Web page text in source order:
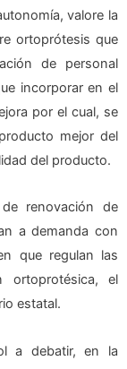
valore la
ortoprótesis que
de personal
incorporar en el
por el cual, se
mejor del
del producto.
renovación de
a demanda con
que regulan las
ortoprotésica, el
estatal.
a debatir, en la